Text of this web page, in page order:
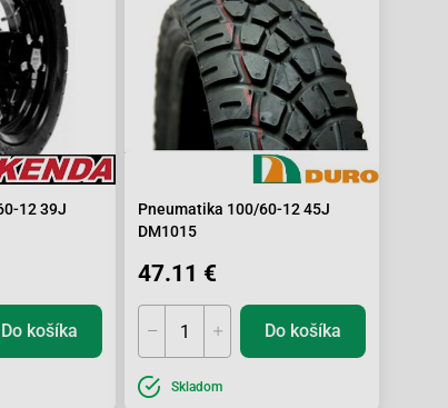
12 39J
Do košíka
Pneumatika 100/60-12 45J
DM1015
47.11 €
Do košíka
Skladom